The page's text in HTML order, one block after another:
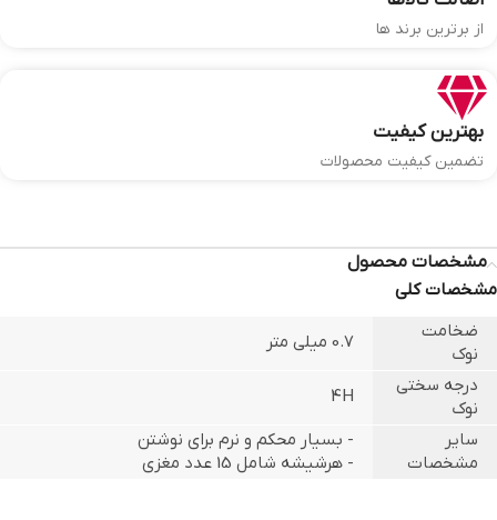
از برترین برند ها
بهترین کیفیت
تضمین کیفیت محصولات
مشخصات محصول
مشخصات کلی
ضخامت
نوک
0.7 میلی متر
درجه سختی
نوک
4H
سایر
مشخصات
- بسیار محکم و نرم برای نوشتن
- هرشیشه شامل 15 عدد مغزی